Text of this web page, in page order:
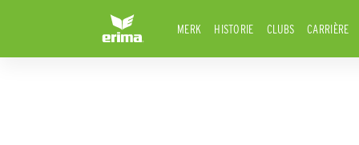
MERK HISTORIE CLUBS CARRIÈRE